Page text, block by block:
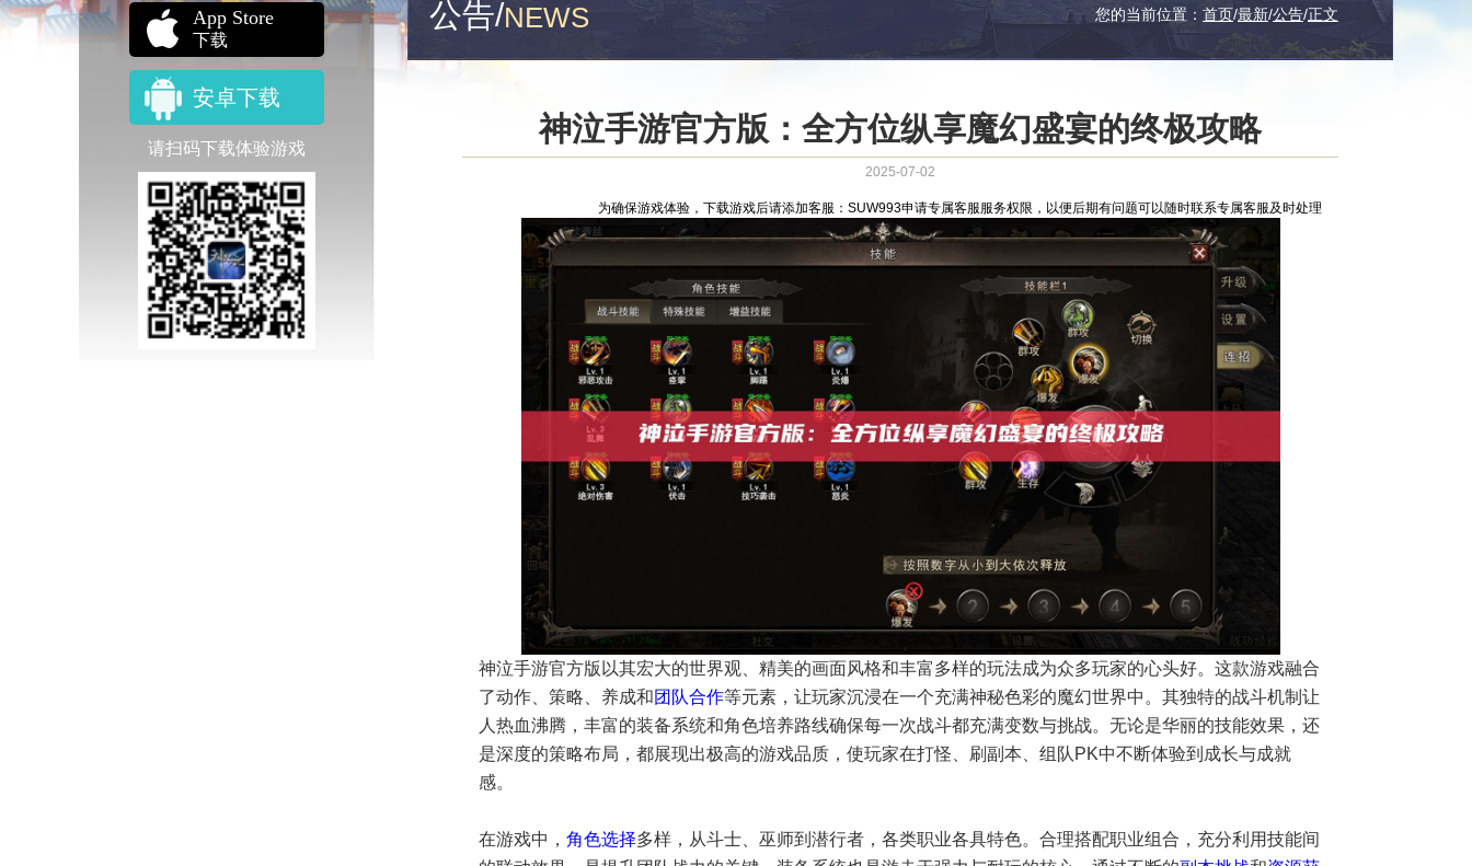
App Store
下载
安卓下载
请扫码下载体验游戏
公告/NEWS 您的当前位置： 首页/最新/公告/正文
神泣手游官方版：全方位纵享魔幻盛宴的终极攻略
2025-07-02
为确保游戏体验，下载游戏后请添加客服：SUW993申请专属客服服务权限，以便后期有问题可以随时联系专属客服及时处理
神泣手游官方版以其宏大的世界观、精美的画面风格和丰富多样的玩法成为众多玩家的心头好。这款游戏融合
了动作、策略、养成和团队合作等元素，让玩家沉浸在一个充满神秘色彩的魔幻世界中。其独特的战斗机制让
人热血沸腾，丰富的装备系统和角色培养路线确保每一次战斗都充满变数与挑战。无论是华丽的技能效果，还
是深度的策略布局，都展现出极高的游戏品质，使玩家在打怪、刷副本、组队PK中不断体验到成长与成就
感。
在游戏中， 角色选择多样，从斗士、巫师到潜行者，各类职业各具特色。合理搭配职业组合，充分利用技能间